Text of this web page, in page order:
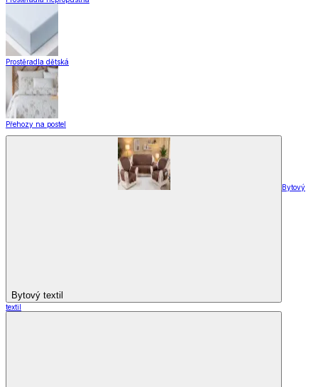
Prostěradla dětská
Přehozy na postel
Bytový textil
Bytový
textil